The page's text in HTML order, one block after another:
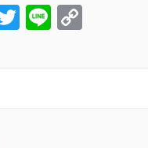
Twitter
Line